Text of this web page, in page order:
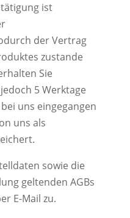
ist
der Vertrag
zustande
Sie
5 Werktage
uns eingegangen
uns als
sowie die
geltenden AGBs
E-Mail zu.